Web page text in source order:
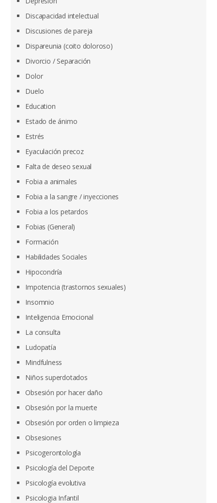
Discapacidad intelectual
Discusiones de pareja
Dispareunia (coito doloroso)
Divorcio / Separación
Dolor
Duelo
Education
Estado de ánimo
Estrés
Eyaculación precoz
Falta de deseo sexual
Fobia a animales
Fobia a la sangre / inyecciones
Fobia a los petardos
Fobias (General)
Formación
Habilidades Sociales
Hipocondría
Impotencia (trastornos sexuales)
Insomnio
Inteligencia Emocional
La consulta
Ludopatía
Mindfulness
Niños superdotados
Obsesión por hacer daño
Obsesión por la muerte
Obsesión por orden o limpieza
Obsesiones
Psicogerontología
Psicología del Deporte
Psicología evolutiva
Psicologia Infantil